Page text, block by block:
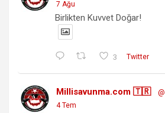
7 Ağu
Birlikten Kuvvet Doğar!
3 Twitter
Millisavunma.com 🇹🇷
4 Tem